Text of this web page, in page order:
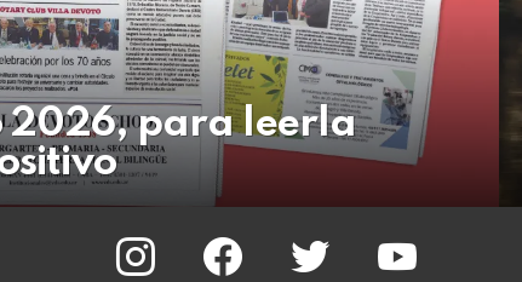
2026, para leerla
instagram facebook twitter